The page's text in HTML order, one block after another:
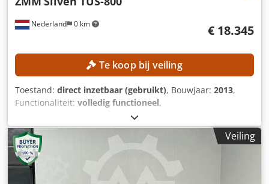
Nederland 0 km € 18.345
Te koop bij veiling
Toestand: direct inzetbaar (gebruikt), Bouwjaar: 2013,
Functionaliteit: volledig functioneel,
40032
de dwarsslede:490 mm, draaidiameter boven het bed-
slede:890 mm , centerhoogte: 445 mm
, spilsnelheid
(max.):
, werkstukgewicht (max.):
minimumprijs – gegarandeerde verkoop tegen het hoogste
bod! TECHNISCHE GEGEVENS Draaiddiameter over bed:
Veiling